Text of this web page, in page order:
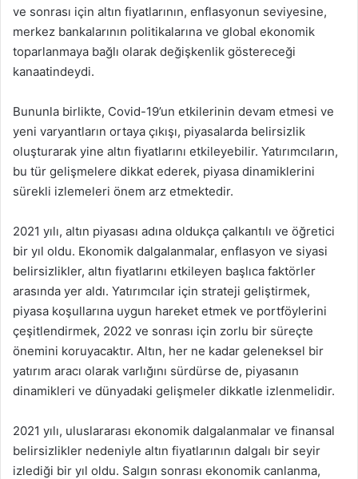
ve sonrası için altın fiyatlarının, enflasyonun seviyesine,
merkez bankalarının politikalarına ve global ekonomik
toparlanmaya bağlı olarak değişkenlik göstereceği
kanaatindeydi.
Bununla birlikte, Covid-19’un etkilerinin devam etmesi ve
yeni varyantların ortaya çıkışı, piyasalarda belirsizlik
oluşturarak yine altın fiyatlarını etkileyebilir. Yatırımcıların,
bu tür gelişmelere dikkat ederek, piyasa dinamiklerini
sürekli izlemeleri önem arz etmektedir.
2021 yılı, altın piyasası adına oldukça çalkantılı ve öğretici
bir yıl oldu. Ekonomik dalgalanmalar, enflasyon ve siyasi
belirsizlikler, altın fiyatlarını etkileyen başlıca faktörler
arasında yer aldı. Yatırımcılar için strateji geliştirmek,
piyasa koşullarına uygun hareket etmek ve portföylerini
çeşitlendirmek, 2022 ve sonrası için zorlu bir süreçte
önemini koruyacaktır. Altın, her ne kadar geleneksel bir
yatırım aracı olarak varlığını sürdürse de, piyasanın
dinamikleri ve dünyadaki gelişmeler dikkatle izlenmelidir.
2021 yılı, uluslararası ekonomik dalgalanmalar ve finansal
belirsizlikler nedeniyle altın fiyatlarının dalgalı bir seyir
izlediği bir yıl oldu. Salgın sonrası ekonomik canlanma,